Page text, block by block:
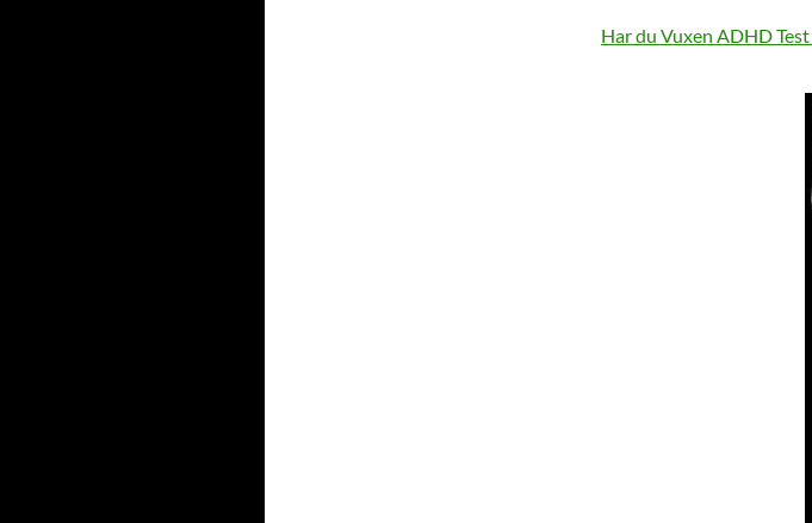
Har du Vuxen ADHD Test